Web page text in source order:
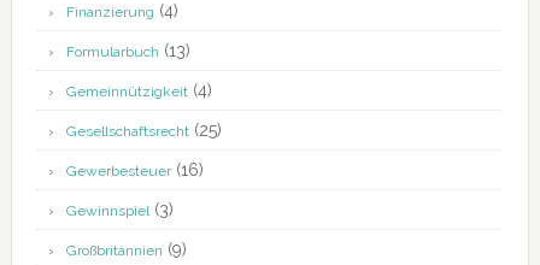
Finanzierung (4)
Formularbuch (13)
Gemeinnützigkeit(4)
Gesellschaftsrecht(25)
Gewerbesteuer(16)
Gewinnspiel(3)
Großbritannien (9)